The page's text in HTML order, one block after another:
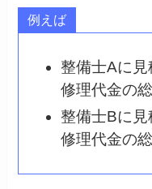
例えば
整備士Aに見
修理代金の
整備士Bに見
修理代金の